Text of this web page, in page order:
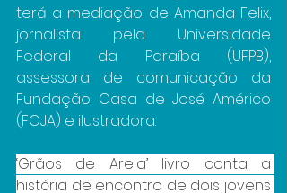
terá a mediação de Amanda Felix,
jornalista pela Universidade
Federal da Paraíba (UFPB),
assessora de comunicação da
Fundação Casa de José Américo
(FCJA) e ilustradora.
‘Grãos de Areia’ livro conta a
história de encontro de dois jovens